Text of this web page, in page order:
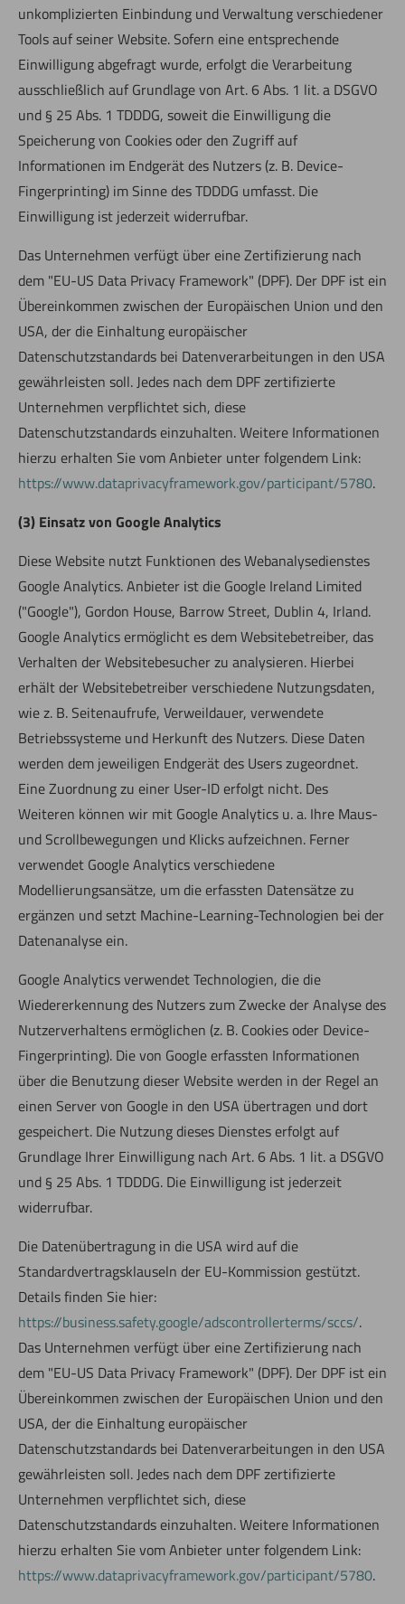
unkomplizierten Einbindung und Verwaltung verschiedener
Tools auf seiner Website. Sofern eine entsprechende
Einwilligung abgefragt wurde, erfolgt die Verarbeitung
ausschließlich auf Grundlage von Art. 6 Abs. 1 lit. a DSGVO
und § 25 Abs. 1 TDDDG, soweit die Einwilligung die
Speicherung von Cookies oder den Zugriff auf
Informationen im Endgerät des Nutzers (z. B. Device-
Fingerprinting) im Sinne des TDDDG umfasst. Die
Einwilligung ist jederzeit widerrufbar.
Das Unternehmen verfügt über eine Zertifizierung nach
dem "EU-US Data Privacy Framework" (DPF). Der DPF ist ein
Übereinkommen zwischen der Europäischen Union und den
USA, der die Einhaltung europäischer
Datenschutzstandards bei Datenverarbeitungen in den USA
gewährleisten soll. Jedes nach dem DPF zertifizierte
Unternehmen verpflichtet sich, diese
Datenschutzstandards einzuhalten. Weitere Informationen
hierzu erhalten Sie vom Anbieter unter folgendem Link:
https://www.dataprivacyframework.gov/participant/5780.
(3) Einsatz von Google Analytics
Diese Website nutzt Funktionen des Webanalysedienstes
Google Analytics. Anbieter ist die Google Ireland Limited
("Google"), Gordon House, Barrow Street, Dublin 4, Irland.
Google Analytics ermöglicht es dem Websitebetreiber, das
Verhalten der Websitebesucher zu analysieren. Hierbei
erhält der Websitebetreiber verschiedene Nutzungsdaten,
wie z. B. Seitenaufrufe, Verweildauer, verwendete
Betriebssysteme und Herkunft des Nutzers. Diese Daten
werden dem jeweiligen Endgerät des Users zugeordnet.
Eine Zuordnung zu einer User-ID erfolgt nicht. Des
Weiteren können wir mit Google Analytics u. a. Ihre Maus-
und Scrollbewegungen und Klicks aufzeichnen. Ferner
verwendet Google Analytics verschiedene
Modellierungsansätze, um die erfassten Datensätze zu
ergänzen und setzt Machine-Learning-Technologien bei der
Datenanalyse ein.
Google Analytics verwendet Technologien, die die
Wiedererkennung des Nutzers zum Zwecke der Analyse des
Nutzerverhaltens ermöglichen (z. B. Cookies oder Device-
Fingerprinting). Die von Google erfassten Informationen
über die Benutzung dieser Website werden in der Regel an
einen Server von Google in den USA übertragen und dort
gespeichert. Die Nutzung dieses Dienstes erfolgt auf
Grundlage Ihrer Einwilligung nach Art. 6 Abs. 1 lit. a DSGVO
und § 25 Abs. 1 TDDDG. Die Einwilligung ist jederzeit
widerrufbar.
Die Datenübertragung in die USA wird auf die
Standardvertragsklauseln der EU-Kommission gestützt.
Details finden Sie hier:
https://business.safety.google/adscontrollerterms/sccs/.
Das Unternehmen verfügt über eine Zertifizierung nach
dem "EU-US Data Privacy Framework" (DPF). Der DPF ist ein
Übereinkommen zwischen der Europäischen Union und den
USA, der die Einhaltung europäischer
Datenschutzstandards bei Datenverarbeitungen in den USA
gewährleisten soll. Jedes nach dem DPF zertifizierte
Unternehmen verpflichtet sich, diese
Datenschutzstandards einzuhalten. Weitere Informationen
hierzu erhalten Sie vom Anbieter unter folgendem Link:
https://www.dataprivacyframework.gov/participant/5780.